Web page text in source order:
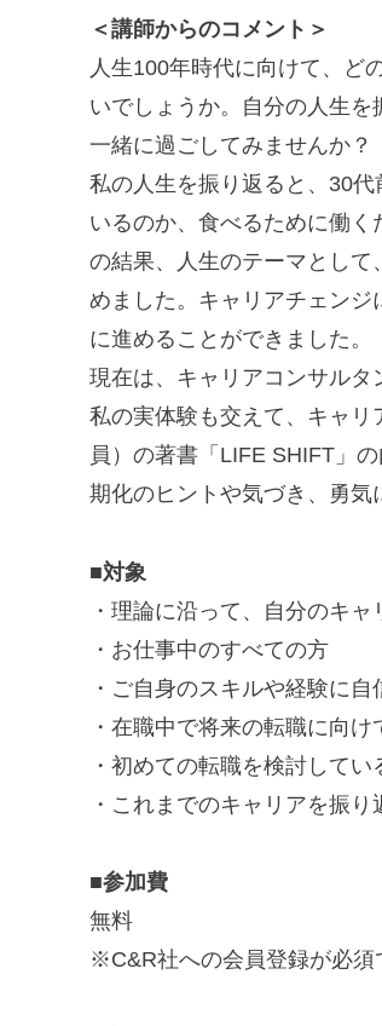
＜講師からのコメント＞
人生100年時代に向けて、ど
いでしょうか。自分の人生を
一緒に過ごしてみませんか？
私の人生を振り返ると、30
いるのか、食べるために働
の結果、人生のテーマとし
めました。キャリアチェン
に進めることができました。
現在は、キャリアコンサルタ
私の実体験も交えて、キャ
員）の著書「LIFE SHIFT」
期化のヒントや気づき、勇気
■対象
・理論に沿って、自分のキ
・お仕事中のすべての方
・ご自身のスキルや経験に
・在職中で将来の転職に向
・初めての転職を検討してい
・これまでのキャリアを振
■参加費
無料
※C&R社への会員登録が必須